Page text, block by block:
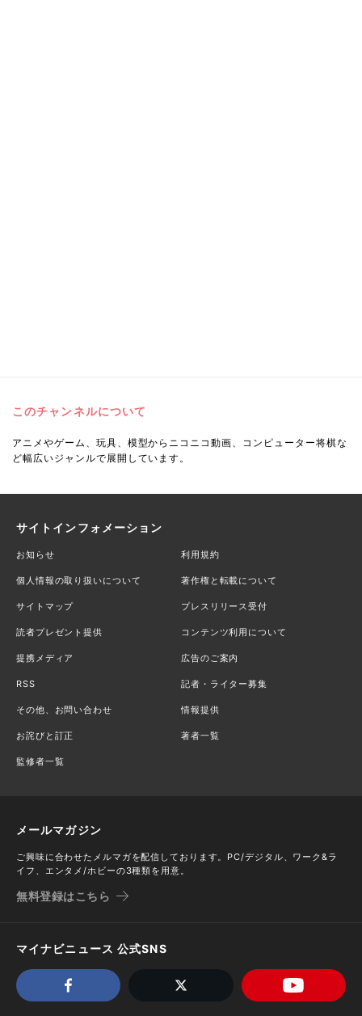
このチャンネルについて
アニメやゲーム、玩具、模型からニコニコ動画、コンピューター将棋な
ど幅広いジャンルで展開しています。
サイトインフォメーション
お知らせ 利用規約
個人情報の取り扱いについて 著作権と転載について
サイトマップ プレスリリース受付
読者プレゼント提供 コンテンツ利用について
提携メディア 広告のご案内
RSS 記者・ライター募集
その他、お問い合わせ 情報提供
お詫びと訂正 著者一覧
監修者一覧
メールマガジン
ご興味に合わせたメルマガを配信しております。PC/デジタル、ワーク&ラ
イフ、エンタメ/ホビーの3種類を用意。
無料登録はこちら
マイナビニュース 公式SNS